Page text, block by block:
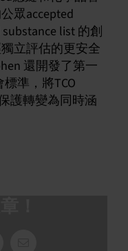
眾accepted
list 的創
立評估的更安全
還開發了第一
準，將TCO
護轉變為同時涵